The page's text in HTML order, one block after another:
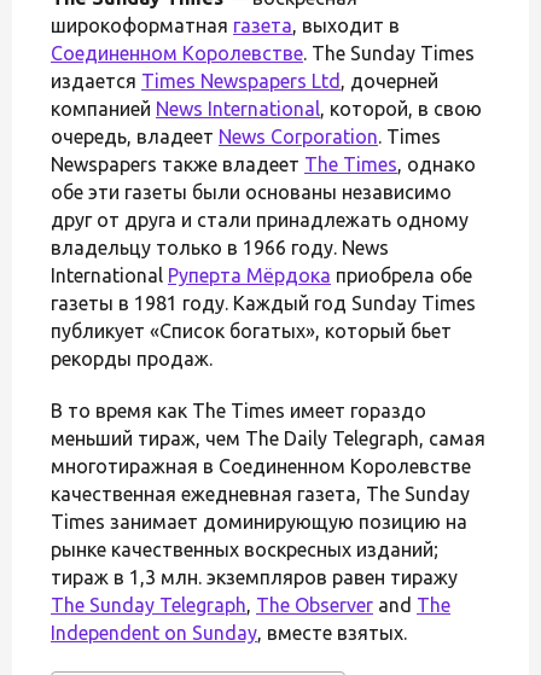
широкоформатная газета, выходит в
Cоединенном Королевстве. The Sunday Times
издается Times Newspapers Ltd , дочерней
компанией News International, которой, в свою
очередь, владеет News Corporation. Times
Newspapers также владеет The Times, однако
обе эти газеты были основаны независимо
друг от друга и стали принадлежать одному
владельцу только в 1966 году. News
International Руперта Мёрдока приобрела обе
газеты в 1981 году. Каждый год Sunday Times
публикует «Список богатых», который бьет
рекорды продаж.
В то время как The Times имеет гораздо
меньший тираж, чем The Daily Telegraph, самая
многотиражная в Соединенном Королевстве
качественная ежедневная газета, The Sunday
Times занимает доминирующую позицию на
рынке качественных воскресных изданий;
тираж в 1,3 млн. экземпляров равен тиражу
The Sunday Telegraph, The Observer and The
Independent on Sunday, вместе взятых.